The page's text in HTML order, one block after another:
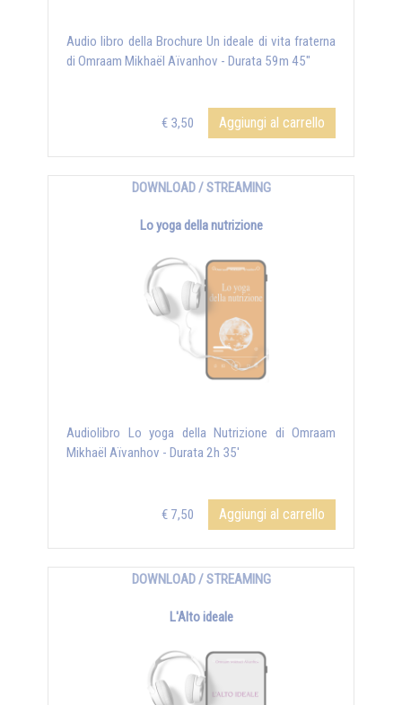
Audio libro della Brochure Un ideale di vita fraterna
di Omraam Mikhaël Aïvanhov - Durata 59m 45"
€ 3,50 Aggiungi al carrello
DOWNLOAD / STREAMING
Lo yoga della nutrizione
Audiolibro Lo yoga della Nutrizione di Omraam
Mikhaël Aïvanhov - Durata 2h 35'
€ 7,50 Aggiungi al carrello
DOWNLOAD / STREAMING
L'Alto ideale